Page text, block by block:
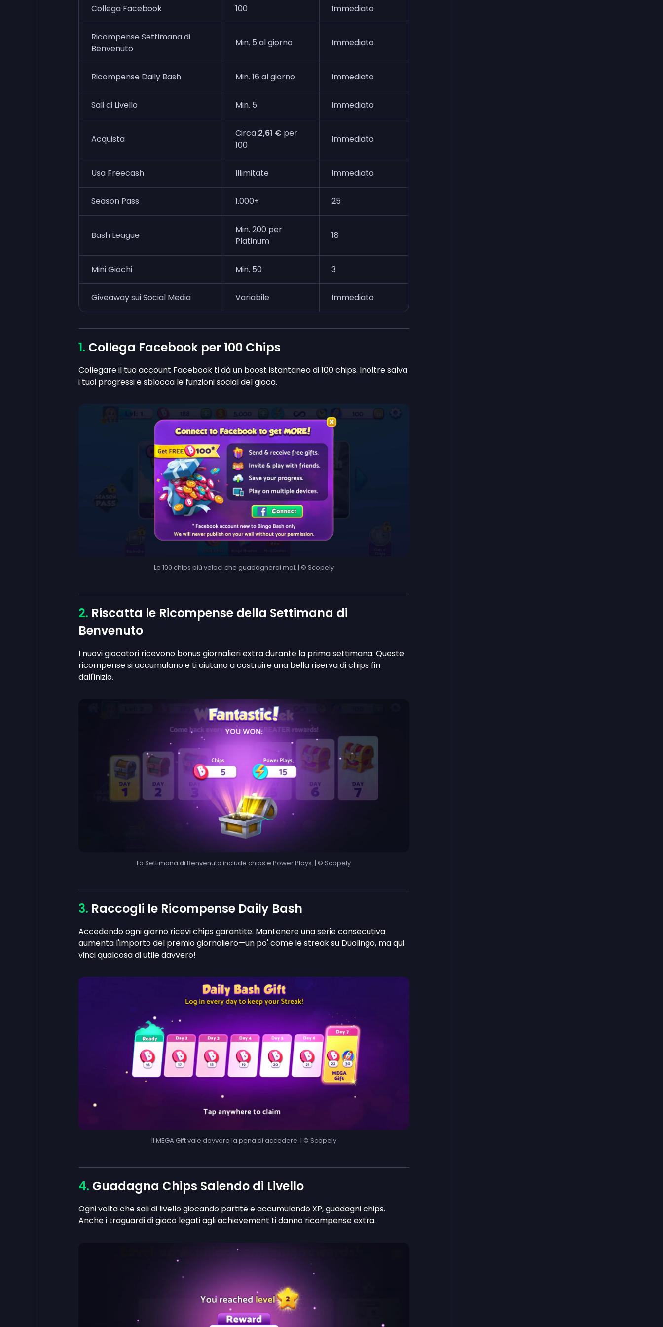
Collega Facebook 100 Immediato
Ricompense Settimana di
Benvenuto
Min. 5 al giorno Immediato
Ricompense Daily Bash Min. 16 al giorno Immediato
Sali di Livello Min. 5 Immediato
Acquista
Circa 2,61 € per
100
Immediato
Usa Freecash Illimitate Immediato
Season Pass 1.000+ 25
Bash League
Min. 200 per
Platinum
18
Mini Giochi Min. 50 3
Giveaway sui Social Media Variabile Immediato
Collega Facebook per 100 Chips
Collegare il tuo account Facebook ti dà un boost istantaneo di 100 chips. Inoltre salva
i tuoi progressi e sblocca le funzioni social del gioco.
Le 100 chips più veloci che guadagnerai mai. | © Scopely
Riscatta le Ricompense della Settimana di
Benvenuto
I nuovi giocatori ricevono bonus giornalieri extra durante la prima settimana. Queste
ricompense si accumulano e ti aiutano a costruire una bella riserva di chips fin
dall'inizio.
La Settimana di Benvenuto include chips e Power Plays. | © Scopely
Raccogli le Ricompense Daily Bash
Accedendo ogni giorno ricevi chips garantite. Mantenere una serie consecutiva
aumenta l'importo del premio giornaliero—un po' come le streak su Duolingo, ma qui
vinci qualcosa di utile davvero!
Il MEGA Gift vale davvero la pena di accedere. | © Scopely
Guadagna Chips Salendo di Livello
Ogni volta che sali di livello giocando partite e accumulando XP, guadagni chips.
Anche i traguardi di gioco legati agli achievement ti danno ricompense extra.